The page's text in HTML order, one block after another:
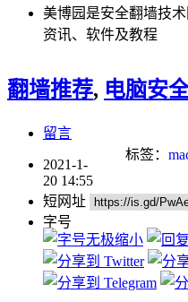
美博园是安全翻墙技
资讯、软件及教程
翻墙推荐, 电脑安
留言
标签：
软件
2021-1-
20 14:55
短网址
字号